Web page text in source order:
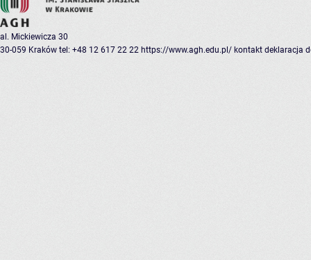
al. Mickiewicza 30
30-059 Kraków tel: +48 12 617 22 22 https://www.agh.edu.pl/ kontakt deklaracja